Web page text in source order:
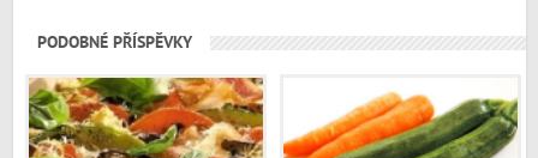
PODOBNÉ PŘÍSPĚVKY